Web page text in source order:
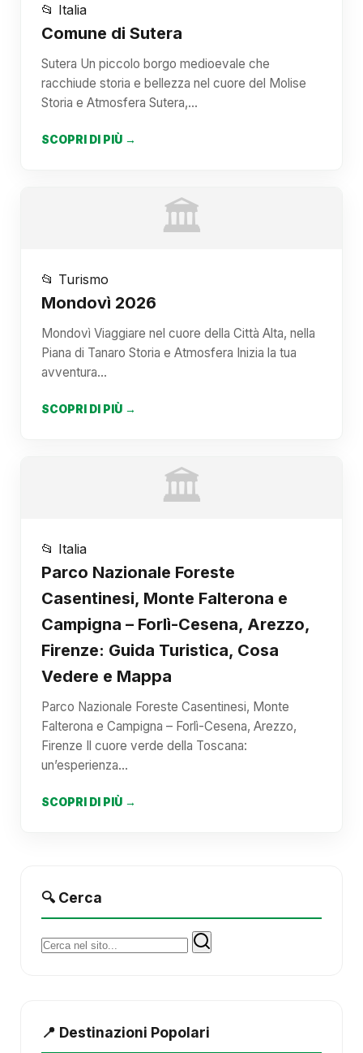
📂 Italia
Comune di Sutera
Sutera Un piccolo borgo medioevale che
racchiude storia e bellezza nel cuore del Molise
Storia e Atmosfera Sutera,…
SCOPRI DI PIÙ →
🏛️
📂 Turismo
Mondovì 2026
Mondovì Viaggiare nel cuore della Città Alta, nella
Piana di Tanaro Storia e Atmosfera Inizia la tua
avventura…
SCOPRI DI PIÙ →
🏛️
📂 Italia
Parco Nazionale Foreste
Casentinesi, Monte Falterona e
Campigna – Forlì-Cesena, Arezzo,
Firenze: Guida Turistica, Cosa
Vedere e Mappa
Parco Nazionale Foreste Casentinesi, Monte
Falterona e Campigna – Forlì-Cesena, Arezzo,
Firenze Il cuore verde della Toscana:
un’esperienza…
SCOPRI DI PIÙ →
🔍 Cerca
Cerca:
📍 Destinazioni Popolari